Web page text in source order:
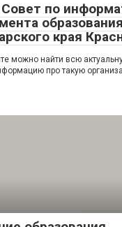
по
края
можно найти всю
про такую